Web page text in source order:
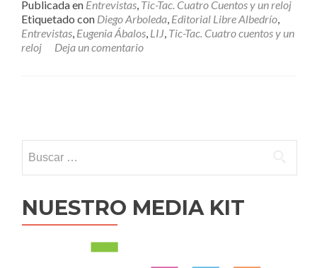
Publicada en Entrevistas, Tic-Tac. Cuatro Cuentos y un reloj
Etiquetado con Diego Arboleda, Editorial Libre Albedrío,
Entrevistas, Eugenia Ábalos, LIJ, Tic-Tac. Cuatro cuentos y un
reloj
Deja un comentario
a
las
entradas
NUESTRO MEDIA KIT